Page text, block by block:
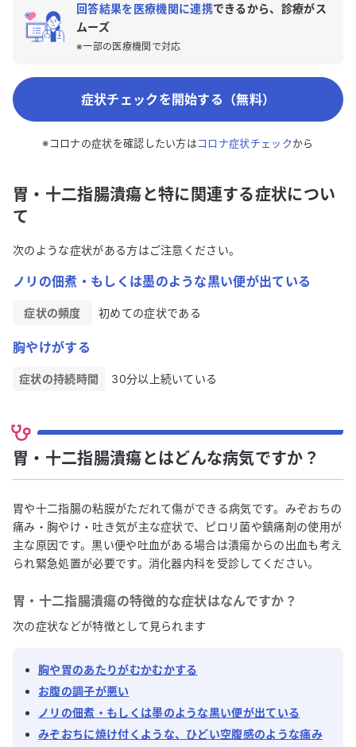
回答結果を医療機関に連携できるから、診療がス
ムーズ
※一部の医療機関で対応
症状チェックを開始する（無料）
※コロナの症状を確認したい方はコロナ症状チェックから
胃・十二指腸潰瘍と特に関連する症状につい
て
次のような症状がある方はご注意ください。
ノリの佃煮・もしくは墨のような黒い便が出ている
症状の頻度 初めての症状である
胸やけがする
症状の持続時間 30分以上続いている
胃・十二指腸潰瘍とはどんな病気ですか？
胃や十二指腸の粘膜がただれて傷ができる病気です。みぞおちの
痛み・胸やけ・吐き気が主な症状で、ピロリ菌や鎮痛剤の使用が
主な原因です。黒い便や吐血がある場合は潰瘍からの出血も考え
られ緊急処置が必要です。消化器内科を受診してください。
胃・十二指腸潰瘍の特徴的な症状はなんですか？
次の症状などが特徴として見られます
胸や胃のあたりがむかむかする
お腹の調子が悪い
ノリの佃煮・もしくは墨のような黒い便が出ている
みぞおちに焼け付くような、ひどい空腹感のような痛み